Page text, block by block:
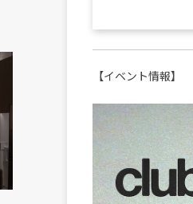
【イベント情報】